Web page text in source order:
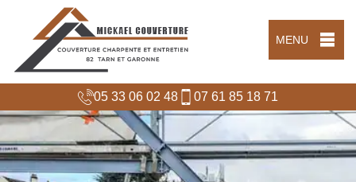
MENU
05 33 06 02 48 07 61 85 18 71